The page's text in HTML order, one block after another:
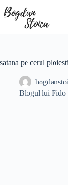
to
content
satana pe cerul
Blogul lui Fido